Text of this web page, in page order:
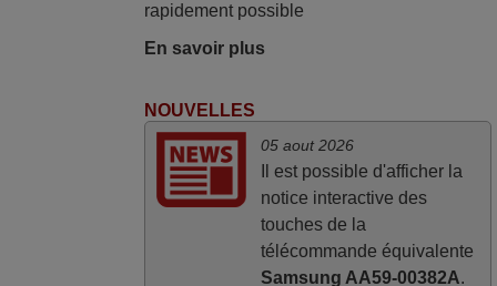
et attend la réception Encore merci
Tout bien.
Pascal,
rapidement possible
En savoir plus
NOUVELLES
05 aout 2026
Il est possible d'afficher la
notice interactive des
touches de la
télécommande équivalente
Samsung AA59-00382A.